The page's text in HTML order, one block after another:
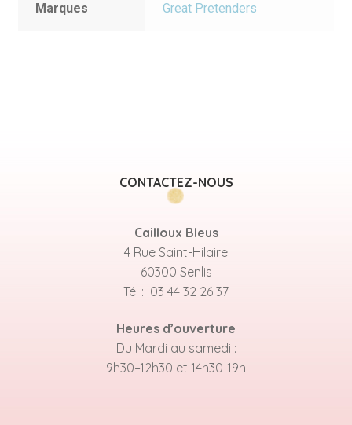
Marques Great Pretenders
CONTACTEZ-NOUS
Cailloux Bleus
4 Rue Saint-Hilaire
60300 Senlis
Tél : 03 44 32 26 37
Heures d’ouverture
Du Mardi au samedi :
9h30–12h30 et 14h30-19h